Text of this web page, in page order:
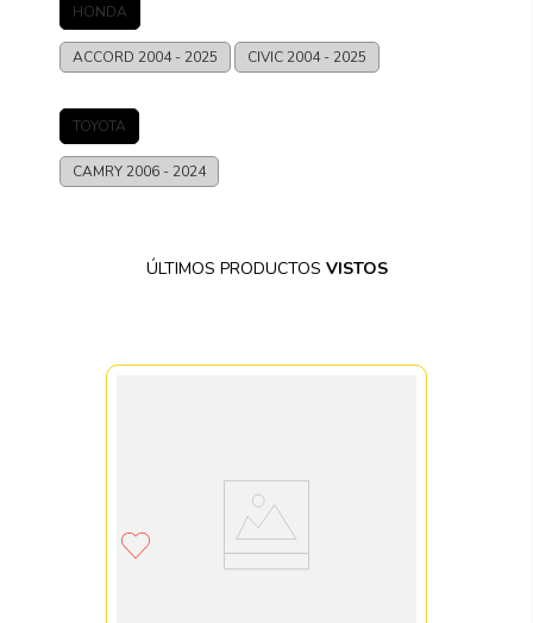
HONDA
ACCORD 2004 - 2025 CIVIC 2004 - 2025
TOYOTA
CAMRY 2006 - 2024
ÚLTIMOS PRODUCTOS VISTOS